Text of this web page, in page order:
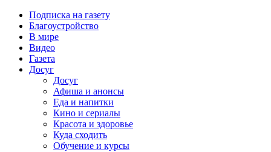
Подписка на газету
Благоустройство
В мире
Видео
Газета
Досуг
Досуг
Афиша и анонсы
Еда и напитки
Кино и сериалы
Красота и здоровье
Куда сходить
Обучение и курсы